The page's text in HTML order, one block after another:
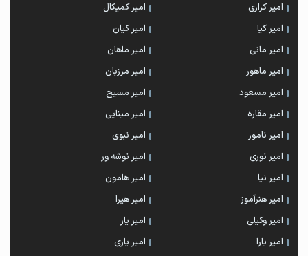
امیر کراری
امیر کمیکال
امیر کیا
امیر کیان
امیر مانی
امیر ماهان
امیر ماهور
امیر مرزبان
امیر مسعود
امیر مسیح
امیر مقاره
امیر مینایی
امیر نامور
امیر نبوی
امیر نوری
امیر نوشه ور
امیر نیا
امیر هامون
امیر هنرآموز
امیر هیرا
امیر وکیلی
امیر یار
امیر یارا
امیر یاری